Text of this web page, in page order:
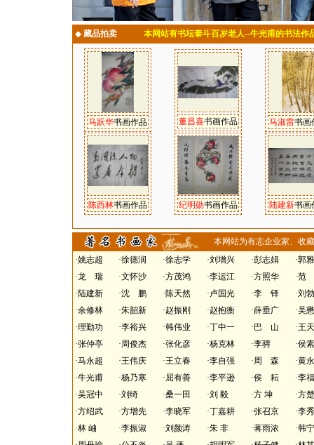
◆ 藏品拍卖 本网站有书坛泰斗百岁老人--牛光甫的书法
马跃华书画作品 董昌喜书画作品 马淑雷书画
陈西林书画作品 纪明勋书画作品 陆建新书画
本网站为有志企业家、收
·姚志超 ·徐德润 ·徐志学 ·刘增兴 ·彭志娟 ·郭
·龙 瑞 ·文怀沙 ·方茂鸿 ·李运江 ·方照华 ·范
·陆建新 ·沈 鹏 ·陈天然 ·卢国光 ·李 铎 ·刘
·余修林 ·朱韶新 ·赵振刚 ·赵抱衡 ·薛垂广 ·吴
·理勤功 ·李裕兴 ·韩伟业 ·丁中一 · 巴 山 ·王
·张仲亭 ·周俊杰 ·张化彦 ·杨克林 ·李骋 ·侯
·马永超 ·王伟庆 ·王立春 ·李自强 ·周 森 ·黄
·牛光甫 ·杨乃寒 ·屈有善 ·李平逊 ·侯 耘 ·李福
·吴冠中 ·刘绮 ·桑一田 ·刘 毅 ·方 坤 ·方
·方绍武 ·方增先 ·李晓军 ·丁嘉耕 ·张召京 ·李
·林 岫 ·李振淑 ·刘颜涛 ·朱 非 ·蒋雨浓 ·韩